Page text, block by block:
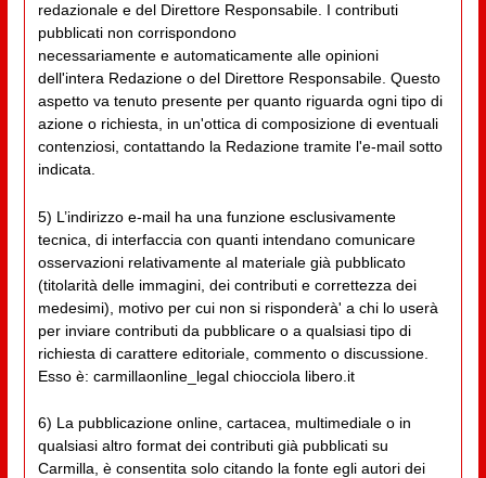
redazionale e del Direttore Responsabile. I contributi
pubblicati non corrispondono
necessariamente e automaticamente alle opinioni
dell'intera Redazione o del Direttore Responsabile. Questo
aspetto va tenuto presente per quanto riguarda ogni tipo di
azione o richiesta, in un'ottica di composizione di eventuali
contenziosi, contattando la Redazione tramite l'e-mail sotto
indicata.
5) L’indirizzo e-mail ha una funzione esclusivamente
tecnica, di interfaccia con quanti intendano comunicare
osservazioni relativamente al materiale già pubblicato
(titolarità delle immagini, dei contributi e correttezza dei
medesimi), motivo per cui non si risponderà' a chi lo userà
per inviare contributi da pubblicare o a qualsiasi tipo di
richiesta di carattere editoriale, commento o discussione.
Esso è: carmillaonline_legal chiocciola libero.it
6) La pubblicazione online, cartacea, multimediale o in
qualsiasi altro format dei contributi già pubblicati su
Carmilla, è consentita solo citando la fonte egli autori dei